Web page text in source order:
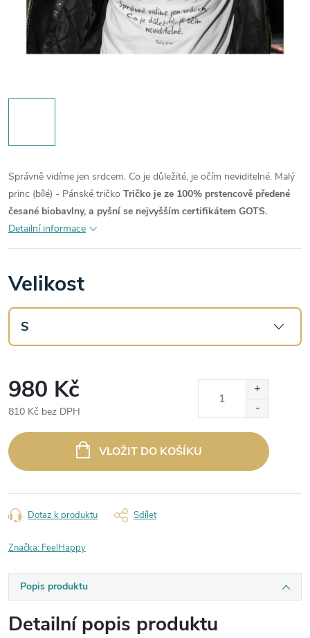
Správně vidíme jen srdcem. Co je důležité, je očím neviditelné. Malý
princ (bílé) - Pánské tričko Tričko je ze 100% prstencově předené
česané biobavlny, a pyšní se nejvyšším certifikátem GOTS.
Detailní informace
Velikost
980 Kč
810 Kč bez DPH
cena:
VLOŽIT DO KOŠÍKU
Dotaz k produktu Sdílet
Značka: FeelHappy
Popis produktu
Detailní popis produktu